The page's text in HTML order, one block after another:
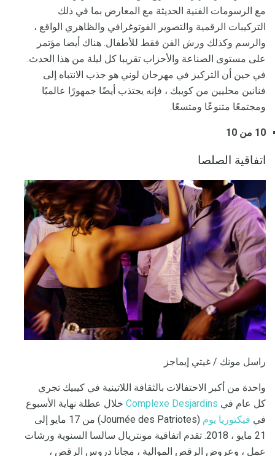
مع الرسومات الفنية الحديثة مع المعارض بما في ذلك
التركيبات الرقمية والتصوير الفوتوغرافي والظاهري الواقع ،
والرسم وكذلك ورش الفن فقط للأطفال. هناك أيضا مؤتمر
على مستوى الصناعة والأحزاب تقريبا كل ليلة من هذا الحدث.
في حين أن التركيز في مهرجان لوني هو جذب الانتباه إلى
فنانين محليين من كويبك ، فإنه يجتذب أيضًا جمهورًا عالميًا
ومجتمعًا متنوعًا ومتسعًا.
10 من 10
اتفاقية الصلصا
راسل مونك / غيتي إيماجز
واحدة من أكبر الاحتفالات بالثقافة اللاتينية في كيبيك تجري
كل عام في Complexe Desjardins خلال عطلة نهاية الأسبوع
في فيكتوريا يوم
(Journée des Patriotes) من 17 مايو إلى
21 مايو ، 2018. تقدم اتفاقية مونتريال سالسا السنوية ورشات
عمل ، وعروض الرقص الموالية ، مجانا دروس الرقص ،